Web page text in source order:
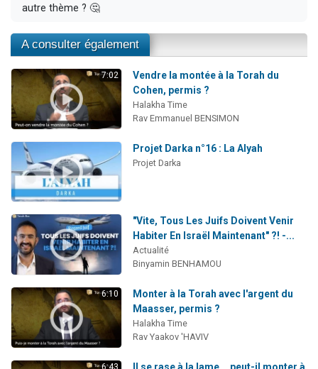
autre thème ? 🤔
A consulter également
7:02
Vendre la montée à la Torah du
Cohen, permis ?
Halakha Time
Rav Emmanuel BENSIMON
Projet Darka n°16 : La Alyah
Projet Darka
"Vite, Tous Les Juifs Doivent Venir
Habiter En Israël Maintenant" ?! -...
Actualité
Binyamin BENHAMOU
6:10
Monter à la Torah avec l'argent du
Maasser, permis ?
Halakha Time
Rav Yaakov 'HAVIV
6:43 Il se rase à la lame... peut-il monter à